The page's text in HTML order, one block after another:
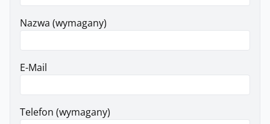
Nazwa (wymagany)
E-Mail
Telefon (wymagany)